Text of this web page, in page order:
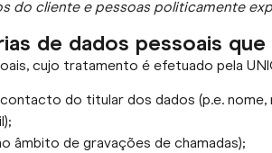
do cliente e pessoas politicamente
de dados pessoais
cujo tratamento é efetuado pela
do titular dos dados (p.e.
âmbito de gravações de chamadas);